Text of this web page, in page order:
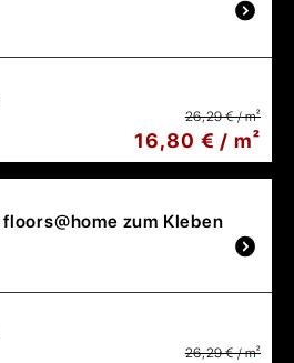
26,29 € / m²
16,80 € / m²
floors@home zum Kleben
26,29 € / m²